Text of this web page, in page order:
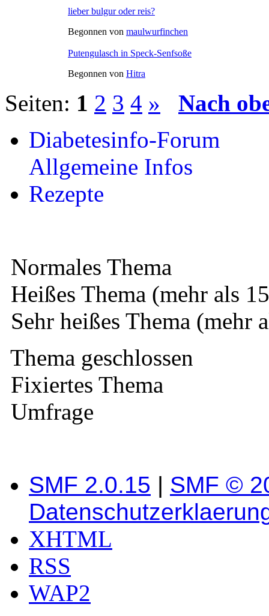
lieber bulgur oder reis?
Begonnen von maulwurfinchen
Putengulasch in Speck-Senfsoße
Begonnen von Hitra
Seiten: 1 2 3 4 »
Nach
Diabetesinfo-Forum
Allgemeine Infos
Rezepte
Normales Thema
Heißes Thema (mehr als
Sehr heißes Thema (mehr
Thema geschlossen
Fixiertes Thema
Umfrage
SMF 2.0.15 | SMF ©
XHTML
RSS
WAP2